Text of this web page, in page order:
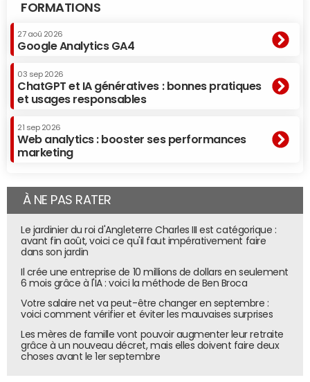
FORMATIONS
27 aoû 2026
Google Analytics GA4
03 sep 2026
ChatGPT et IA génératives : bonnes pratiques
et usages responsables
21 sep 2026
Web analytics : booster ses performances
marketing
À NE PAS RATER
Le jardinier du roi d'Angleterre Charles III est catégorique :
avant fin août, voici ce qu'il faut impérativement faire
dans son jardin
Il crée une entreprise de 10 millions de dollars en seulement
6 mois grâce à l'IA : voici la méthode de Ben Broca
Votre salaire net va peut-être changer en septembre :
voici comment vérifier et éviter les mauvaises surprises
Les mères de famille vont pouvoir augmenter leur retraite
grâce à un nouveau décret, mais elles doivent faire deux
choses avant le 1er septembre